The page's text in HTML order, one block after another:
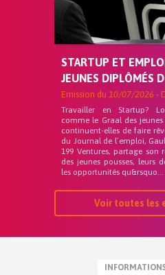
STARTUP ET
JEUNES DIPLÔMÉS
Emission du 10/07/2026 -
Travailler en Startup?
comme le Graal des
continuent-elles de faire
du Journal de l’emploi,
199 Ventures, partage son
des jeunes pousses, leurs
les opportunités qu&rsquo...
Voir toutes les